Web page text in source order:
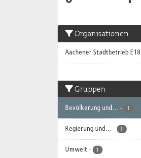
Organisationen
Aachener Stadtbetrieb E18
Gruppen
Bevölkerung und... - 1
Regierung und... - 1
Umwelt - 1